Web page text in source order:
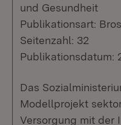
und Gesundheit
Publikationsart:
Seitenzahl: 32
Publikationsdatum:
Das
Modellprojekt
Versorgung mit der